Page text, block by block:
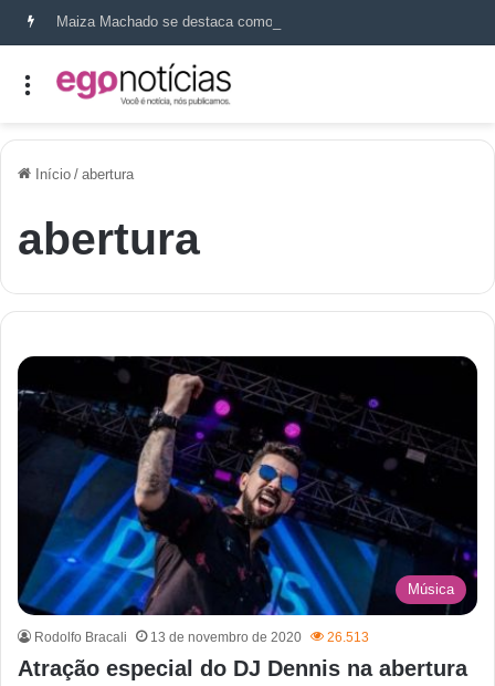
Início / abertura
abertura
Música
Rodolfo Bracali 13 de novembro de 2020 26.513
Atração especial do DJ Dennis na abertura